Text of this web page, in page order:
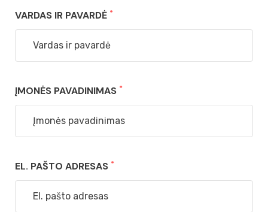
VARDAS IR PAVARDĖ *
ĮMONĖS PAVADINIMAS *
EL. PAŠTO ADRESAS *